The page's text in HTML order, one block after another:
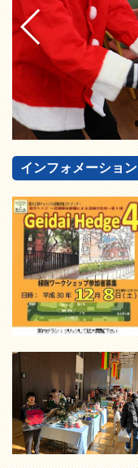
インフォメーション